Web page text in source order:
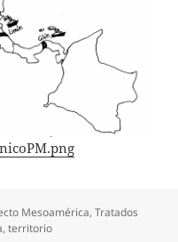
Mesoamérica,Tratados
,territorio